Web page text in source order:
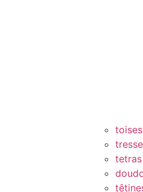
toises
tetras